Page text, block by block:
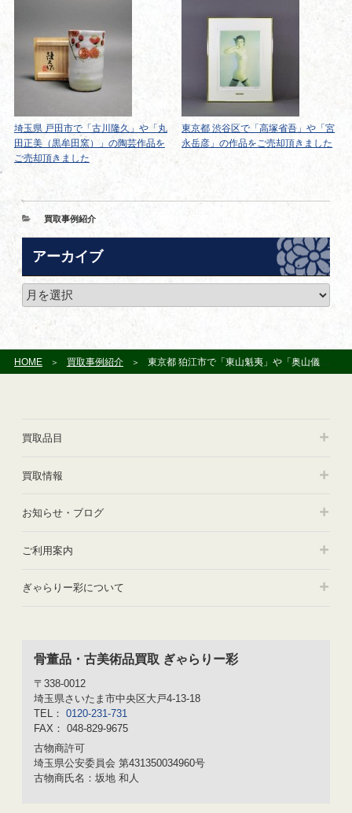
埼玉県 戸田市で「古川隆久」や「丸
田正美（黒牟田窯）」の陶芸作品を
ご売却頂きました
東京都 渋谷区で「高塚省吾」や「宮
永岳彦」の作品をご売却頂きました
カ
リ
買取事例紹介
アーカイブ
ア
ー
ブ
HOME 買取事例紹介 東京都 狛江市で「東山魁夷」や「奥山儀八郎」の作品をお譲り頂きました
買取品目
買取情報
お知らせ・ブログ
ご利用案内
ぎゃらりー彩について
骨董品・古美術品買取 ぎゃらりー彩
〒338-0012
埼玉県さいたま市中央区大戸4-13-18
TEL： 0120-231-731
FAX： 048-829-9675
古物商許可
埼玉県公安委員会 第431350034960号
古物商氏名：坂地 和人